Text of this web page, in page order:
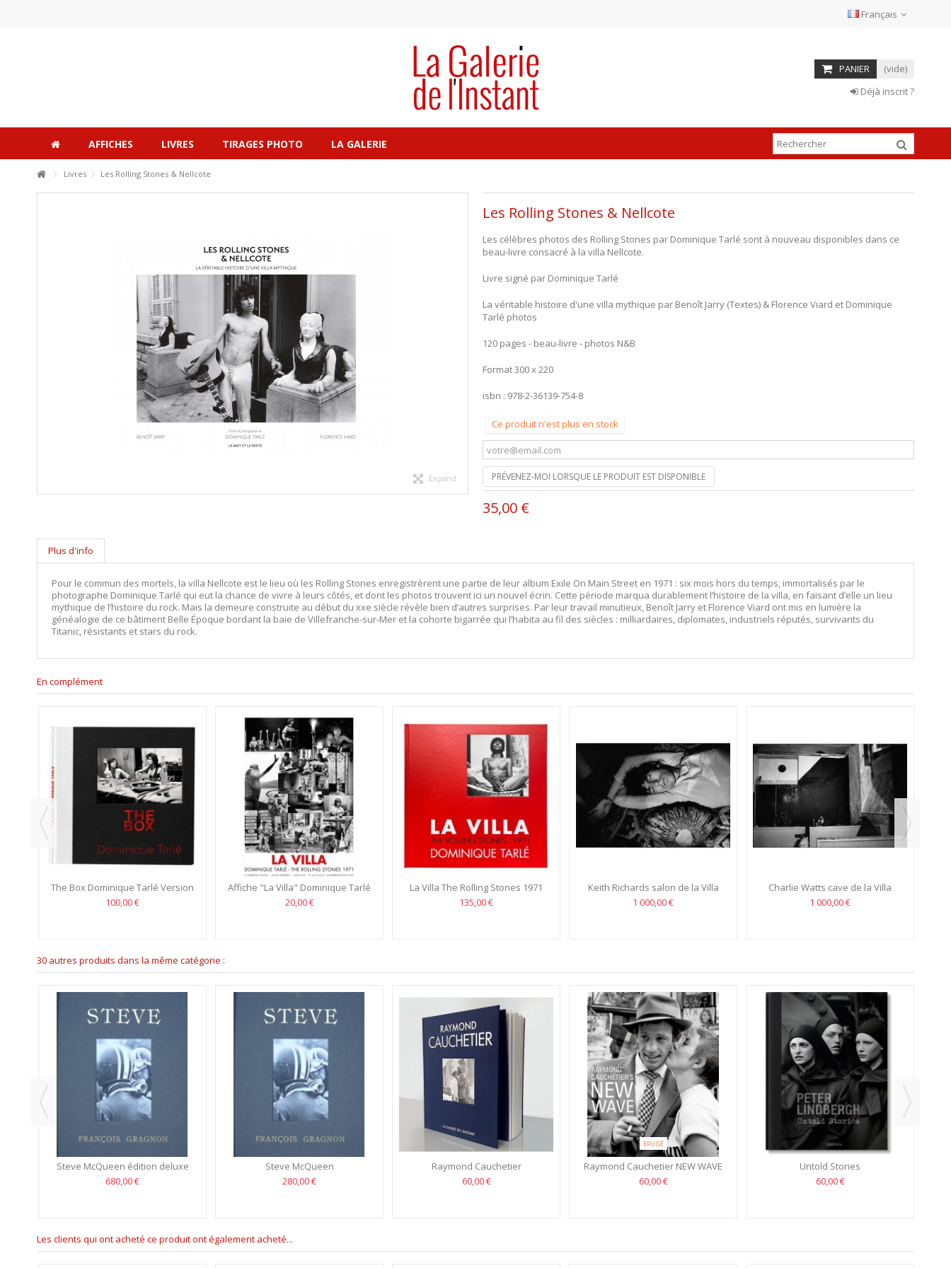
Français
PANIER
(vide)
Déjà inscrit ?
AFFICHES LIVRES TIRAGES PHOTO LA GALERIE
Livres Les Rolling Stones & Nellcote
Expand
Les Rolling Stones & Nellcote
Les célèbres photos des Rolling Stones par Dominique Tarlé sont à nouveau disponibles dans ce
beau-livre consacré à la villa Nellcote.
Livre signé par Dominique Tarlé
La véritable histoire d'une villa mythique par Benoît Jarry (Textes) & Florence Viard et Dominique
Tarlé photos
120 pages - beau-livre - photos N&B
Format 300 x 220
isbn : 978-2-36139-754-8
Ce produit n'est plus en stock
PRÉVENEZ-MOI LORSQUE LE PRODUIT EST DISPONIBLE
35,00 €
Plus d'info
Pour le commun des mortels, la villa Nellcote est le lieu où les Rolling Stones enregistrèrent une partie de leur album Exile On Main Street en 1971 : six mois hors du temps, immortalisés par le
photographe Dominique Tarlé qui eut la chance de vivre à leurs côtés, et dont les photos trouvent ici un nouvel écrin. Cette période marqua durablement l’histoire de la villa, en faisant d’elle un lieu
mythique de l’histoire du rock. Mais la demeure construite au début du xxe siècle révèle bien d’autres surprises. Par leur travail minutieux, Benoît Jarry et Florence Viard ont mis en lumière la
généalogie de ce bâtiment Belle Époque bordant la baie de Villefranche-sur-Mer et la cohorte bigarrée qui l’habita au fil des siècles : milliardaires, diplomates, industriels réputés, survivants du
Titanic, résistants et stars du rock.
En complément
The Box Dominique Tarlé Version
Anglaise
100,00 €
Affiche "La Villa" Dominique Tarlé
Nice
20,00 €
La Villa The Rolling Stones 1971
Dominique Tarlé
135,00 €
Keith Richards salon de la Villa
Nellcote, Villefranche...
1 000,00 €
Charlie Watts cave de la Villa
Nellcote, Villefranche sur...
1 000,00 €
30 autres produits dans la même catégorie :
Steve McQueen édition deluxe
680,00 €
Steve McQueen
280,00 €
Raymond Cauchetier
60,00 €
EPUISÉ
Raymond Cauchetier NEW WAVE
60,00 €
Untold Stories
60,00 €
Les clients qui ont acheté ce produit ont également acheté...